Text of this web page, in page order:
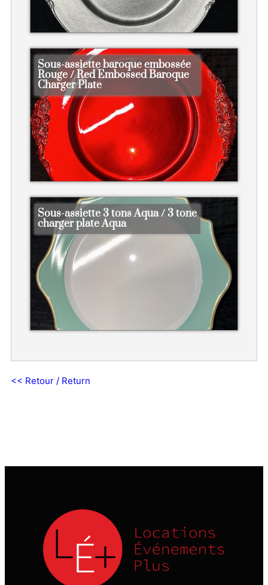
Sous-assiette baroque embossée
Rouge / Red Embossed Baroque
Charger Plate
Sous-assiette 3 tons Aqua / 3 tone
charger plate Aqua
<< Retour / Return